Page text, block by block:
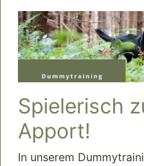
Spielerisch
Apport!
In unserem